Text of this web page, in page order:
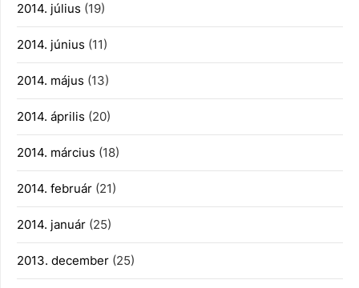
2014. július (19)
2014. június (11)
2014. május (13)
2014. április (20)
2014. március (18)
2014. február (21)
2014. január (25)
2013. december (25)